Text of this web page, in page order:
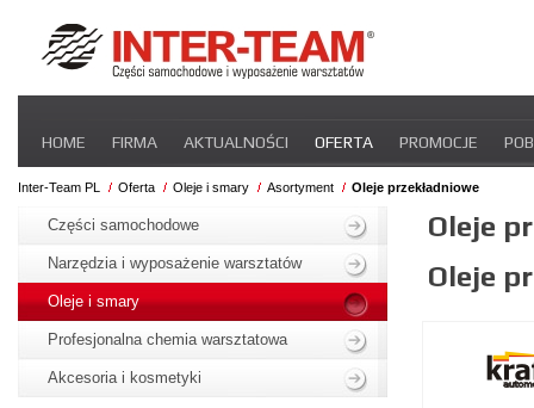
nawigacje
HOME FIRMA AKTUALNOŚCI OFERTA PROMOCJE
STREFA DLA PRZEWOŹNIKA CERTYFIKATY INTER-NEWS
Inter-Team PL Oferta Oleje i smary Asortyment Oleje przekładniowe
Oleje
Oleje
nawigacje
Części samochodowe
Narzędzia i wyposażenie warsztatów
Oleje i smary
Profesjonalna chemia warsztatowa
Akcesoria i kosmetyki